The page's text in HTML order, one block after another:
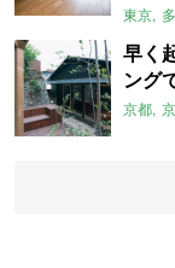
東京
早く
ング
京都